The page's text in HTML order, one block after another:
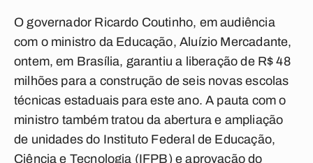
O governador Ricardo Coutinho, em audiência
com o ministro da Educação, Aluízio Mercadante,
ontem, em Brasília, garantiu a liberação de R$ 48
milhões para a construção de seis novas escolas
técnicas estaduais para este ano. A pauta com o
ministro também tratou da abertura e ampliação
de unidades do Instituto Federal de Educação,
Ciência e Tecnologia (IFPB) e aprovação do